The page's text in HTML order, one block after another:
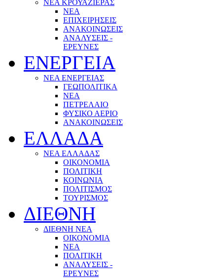
ΝΕΑ ΚΡΟΥΑΖΙΕΡΑΣ
NEA
ΕΠΙΧΕΙΡΗΣΕΙΣ
ΑΝΑΚΟΙΝΩΣΕΙΣ
ΑΝΑΛΥΣΕΙΣ -
ΕΡΕΥΝΕΣ
ΕΝΕΡΓΕΙΑ
ΝΕΑ ΕΝΕΡΓΕΙΑΣ
ΓΕΩΠΟΛΙΤΙΚΑ
ΝΕΑ
ΠΕΤΡΕΛΑΙΟ
ΦΥΣΙΚΟ ΑΕΡΙΟ
ΑΝΑΚΟΙΝΩΣΕΙΣ
ΕΛΛΑΔΑ
ΝΕΑ ΕΛΛΑΔΑΣ
ΟΙΚΟΝΟΜΙΑ
ΠΟΛΙΤΙΚΗ
ΚΟΙΝΩΝΙΑ
ΠΟΛΙΤΙΣΜΟΣ
ΤΟΥΡΙΣΜΟΣ
ΔΙΕΘΝΗ
ΔΙΕΘΝΗ ΝΕΑ
ΟΙΚΟΝΟΜΙΑ
ΝΕΑ
ΠΟΛΙΤΙΚΗ
ΑΝΑΛΥΣΕΙΣ -
ΕΡΕΥΝΕΣ